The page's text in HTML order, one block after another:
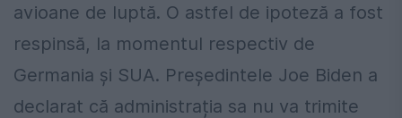
avioane de luptă. O astfel de ipoteză a fost
respinsă, la momentul respectiv de
Germania şi SUA. Președintele Joe Biden a
declarat că administrația sa nu va trimite